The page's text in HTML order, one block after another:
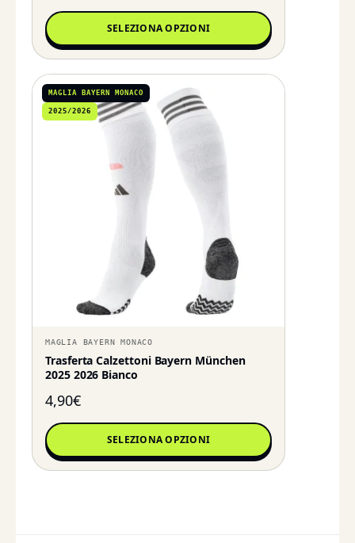
SELEZIONA OPZIONI
MAGLIA BAYERN MONACO
2025/2026
MAGLIA BAYERN MONACO
Trasferta Calzettoni Bayern München
2025 2026 Bianco
4,90€
SELEZIONA OPZIONI